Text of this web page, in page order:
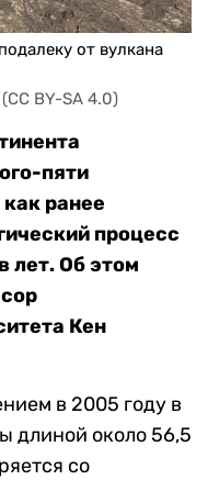
от вулкана
BY-SA 4.0)
пяти
ранее
процесс
лет. Об этом
Кен
в 2005 году в
длиной около 56,5
со